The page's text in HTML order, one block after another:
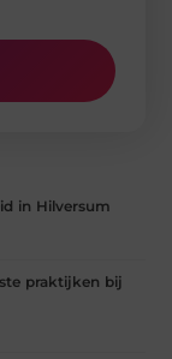
in Hilversum
praktijken bij